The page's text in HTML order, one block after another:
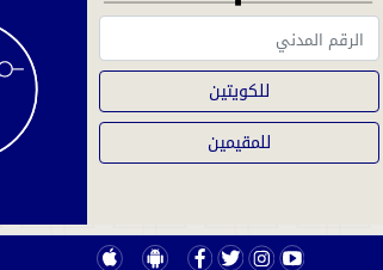
للكويتين
للمقيمين